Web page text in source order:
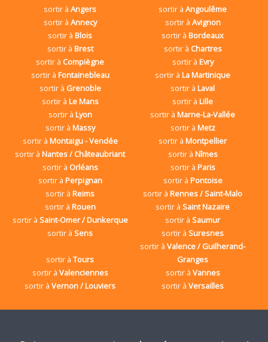
sortir àAngers sortir àAngoulême
sortir à Annecy sortir à Avignon
sortir àBlois sortir àBordeaux
sortir à Brest sortir à Chartres
sortir à Compiègne sortir à Evry
sortir à Fontainebleau sortir àLa Martinique
sortir à Grenoble sortir àLaval
sortir à Le Mans sortir àLille
sortir à Lyon sortir àMarne-La-Vallée
sortir à Massy sortir à Metz
sortir à Montaigu - Vendée sortir àMontpellier
sortir àNantes / Châteaubriant sortir à Nîmes
sortir à Orléans sortir à Paris
sortir à Perpignan sortir à Pontoise
sortir àReims sortir àRennes / Saint-Malo
sortir à Rouen sortir àSaint Nazaire
sortir à Saint-Omer / Dunkerque sortir àSaumur
sortir àSens sortir àSuresnes
sortir àTours
sortir àValence / Guilherand-
Granges
sortir à Valenciennes sortir à Vannes
sortir àVernon / Louviers sortir àVersailles